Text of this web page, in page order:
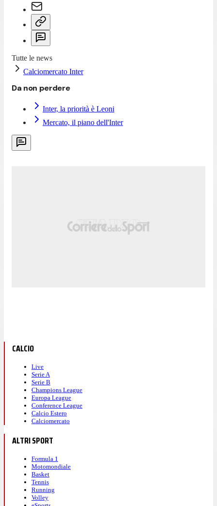
Tutte le news
Calciomercato Inter
Da non perdere
Inter, la priorità è Leoni
Mercato, il piano dell'Inter
CALCIO
Live
Serie A
Serie B
Champions League
Europa League
Conference League
Calcio Estero
Calciomercato
ALTRI SPORT
Formula 1
Motomondiale
Basket
Tennis
Running
Volley